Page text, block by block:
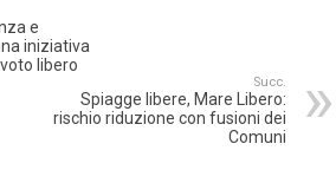
e
iniziativa
libero
Succ.
Spiagge libere, Mare Libero:
rischio riduzione con fusioni dei
Comuni